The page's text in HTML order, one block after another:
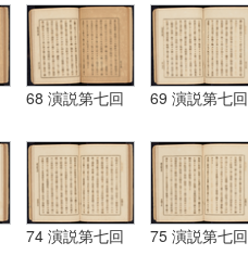
68 演説第七回 69 演説第七回
74 演説第七回 75 演説第七回